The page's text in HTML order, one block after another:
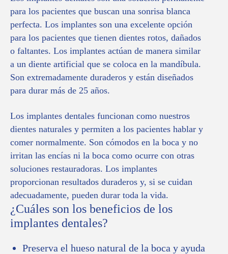
para los pacientes que buscan una sonrisa blanca
perfecta. Los implantes son una excelente opción
para los pacientes que tienen dientes rotos, dañados
o faltantes. Los implantes actúan de manera similar
a un diente artificial que se coloca en la mandíbula.
Son extremadamente duraderos y están diseñados
para durar más de 25 años.
Los implantes dentales funcionan como nuestros
dientes naturales y permiten a los pacientes hablar y
comer normalmente. Son cómodos en la boca y no
irritan las encías ni la boca como ocurre con otras
soluciones restauradoras. Los implantes
proporcionan resultados duraderos y, si se cuidan
adecuadamente, pueden durar toda la vida.
¿Cuáles son los beneficios de los
implantes dentales?
Preserva el hueso natural de la boca y ayuda